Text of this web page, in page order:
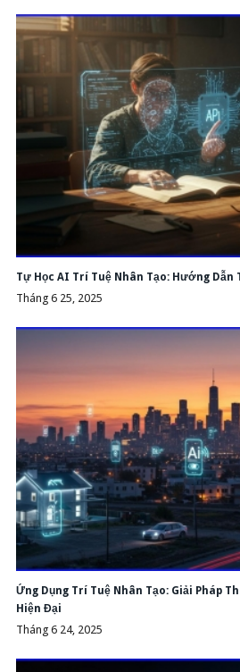
Tự Học AI Trí Tuệ Nhân Tạo: Hướng Dẫn
Tháng 6 25, 2025
Ứng Dụng Trí Tuệ Nhân Tạo: Giải Pháp
Hiện Đại
Tháng 6 24, 2025